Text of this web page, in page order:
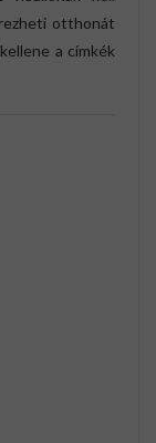
otthonát
a címkék